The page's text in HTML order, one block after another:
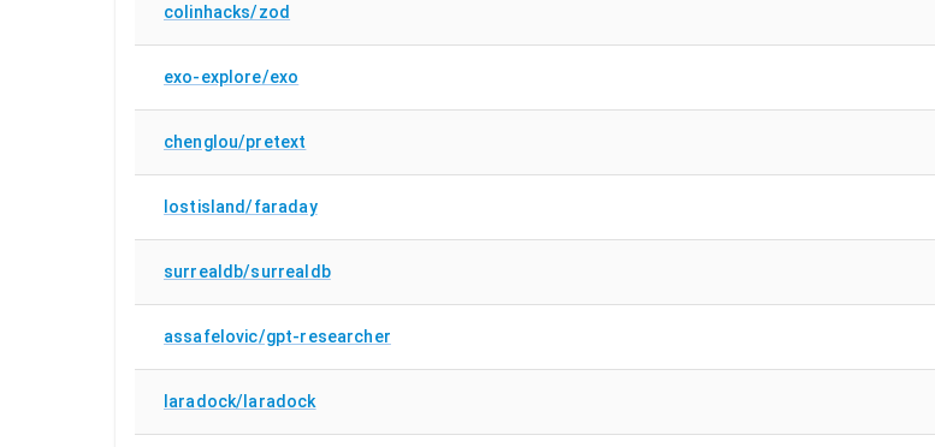
colinhacks/zod
exo-explore/exo
chenglou/pretext
lostisland/faraday
surrealdb/surrealdb
assafelovic/gpt-researcher
laradock/laradock